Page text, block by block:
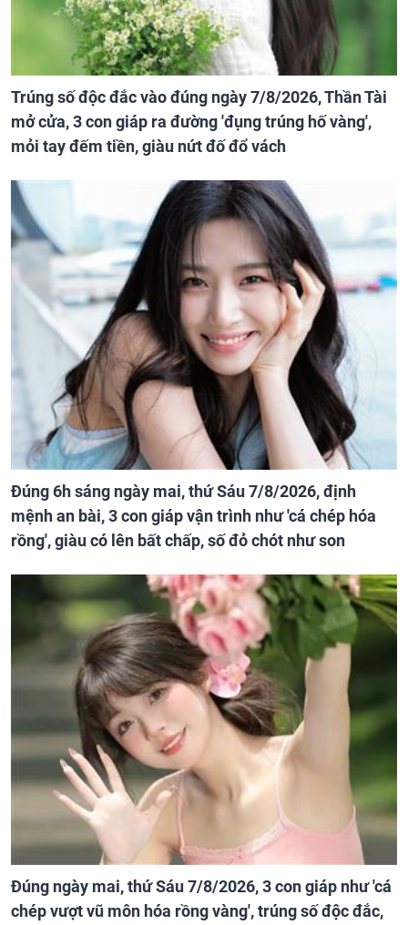
Trúng số độc đắc vào đúng ngày 7/8/2026, Thần Tài
mở cửa, 3 con giáp ra đường 'đụng trúng hố vàng',
mỏi tay đếm tiền, giàu nứt đố đổ vách
Đúng 6h sáng ngày mai, thứ Sáu 7/8/2026, định
mệnh an bài, 3 con giáp vận trình như 'cá chép hóa
rồng', giàu có lên bất chấp, số đỏ chót như son
Đúng ngày mai, thứ Sáu 7/8/2026, 3 con giáp như 'cá
chép vượt vũ môn hóa rồng vàng', trúng số độc đắc,